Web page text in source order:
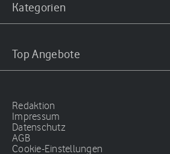
Kategorien
Top Angebote
Redaktion
Impressum
Datenschutz
AGB
Cookie-Einstellungen